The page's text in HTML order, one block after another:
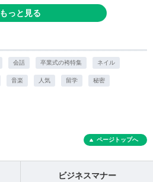
もっと見る
会話 卒業式の袴特集 ネイル
音楽 人気 留学 秘密
ページトップへ
ビジネスマナー